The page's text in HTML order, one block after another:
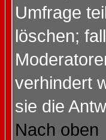
Umfrage
löschen;
verhindert
sie die
Nach oben